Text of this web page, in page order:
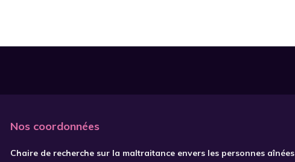
Nos coordonnées
Chaire de recherche sur la maltraitance envers les personnes aînées